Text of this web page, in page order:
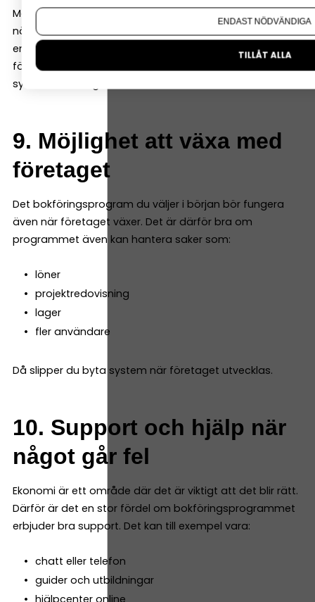
Många företag väljer att anlita en redovisningskonsult
när de växer. Då är det viktigt att programmet gör det
enkelt att dela bokföringen. Många system låter både
företagaren och redovisningskonsulten arbeta i samma
system samtidigt.
9. Möjlighet att växa med
företaget
Det bokföringsprogram du väljer i början bör fungera
även när företaget växer. Det är därför bra om
programmet även kan hantera saker som:
löner
projektredovisning
lager
fler användare
Då slipper du byta system när företaget utvecklas.
10. Support och hjälp när
något går fel
Ekonomi är ett område där det är viktigt att det blir rätt.
Därför är det en stor fördel om bokföringsprogrammet
erbjuder bra support. Det kan till exempel vara:
chatt eller telefon
guider och utbildningar
hjälpcenter online
Om du vill ändra ditt val i efterhand hittar du den
ENDAST NÖDVÄNDIGA
TILLÅT ALLA